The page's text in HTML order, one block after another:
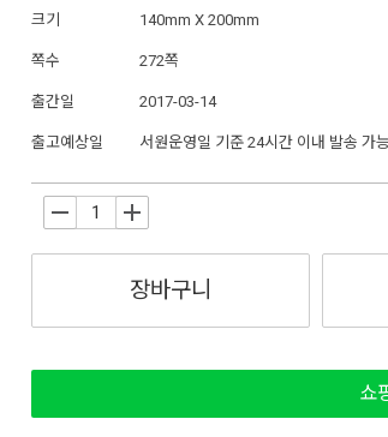
크기 140mm X 200mm
쪽수 272쪽
출간일 2017-03-14
출고예상일 서원운영일 기준 24시간 이내 발송 가능
+
장바구니
쇼